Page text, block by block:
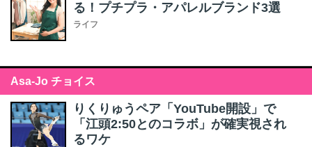
る！プチプラ・アパレルブランド3選
ライフ
Asa-Jo チョイス
りくりゅうペア「YouTube開設」で
「江頭2:50とのコラボ」が確実視され
るワケ